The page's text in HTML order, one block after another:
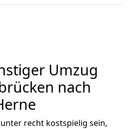
Umzug
nach
recht kostspielig sein,